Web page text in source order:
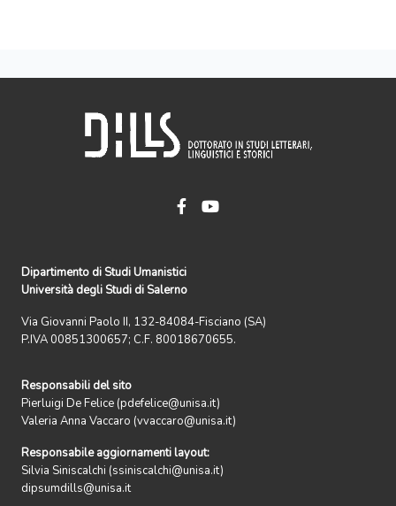
Dipartimento di Studi Umanistici
Università degli Studi di Salerno
Via Giovanni Paolo II, 132-84084-Fisciano (SA)
P.IVA 00851300657; C.F. 80018670655.
Responsabili del sito
Pierluigi De Felice (pdefelice@unisa.it)
Valeria Anna Vaccaro (vvaccaro@unisa.it)
Responsabile aggiornamenti layout:
Silvia Siniscalchi (ssiniscalchi@unisa.it)
dipsumdills@unisa.it